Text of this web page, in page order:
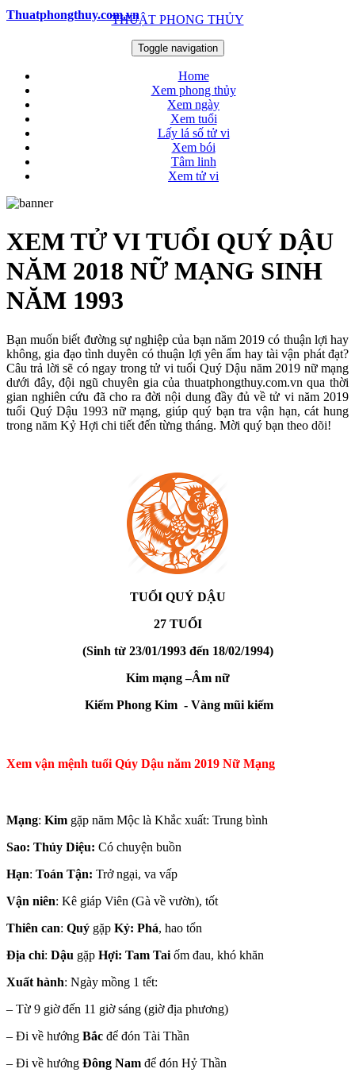
THUẬT PHONG THỦY
Thuatphongthuy.com.vn
Toggle navigation
Home
Xem phong thủy
Xem ngày
Xem tuổi
Lấy lá số tử vi
Xem bói
Tâm linh
Xem tử vi
XEM TỬ VI TUỔI QUÝ DẬU
NĂM 2018 NỮ MẠNG SINH
NĂM 1993
Bạn muốn biết đường sự nghiệp của bạn năm 2019 có thuận lợi hay
không, gia đạo tình duyên có thuận lợi yên ấm hay tài vận phát đạt?
Câu trả lời sẽ có ngay trong tử vi tuổi Quý Dậu năm 2019 nữ mạng
dưới đây, đội ngũ chuyên gia của thuatphongthuy.com.vn qua thời
gian nghiên cứu đã cho ra đời nội dung đầy đủ về tử vi năm 2019
tuổi Quý Dậu 1993 nữ mạng, giúp quý bạn tra vận hạn, cát hung
trong năm Kỷ Hợi chi tiết đến từng tháng. Mời quý bạn theo dõi!
TUỔI QUÝ DẬU
27 TUỔI
(Sinh từ 23/01/1993 đến 18/02/1994)
Kim mạng –Âm nữ
Kiếm Phong Kim - Vàng mũi kiếm
Xem vận mệnh tuổi Qúy Dậu năm 2019 Nữ Mạng
Mạng: Kim gặp năm Mộc là Khắc xuất: Trung bình
Sao: Thủy Diệu: Có chuyện buồn
Hạn: Toán Tận: Trở ngại, va vấp
Vận niên: Kê giáp Viên (Gà về vườn), tốt
Thiên can: Quý gặp Kỷ: Phá, hao tổn
Địa chi: Dậu gặp Hợi: Tam Tai ốm đau, khó khăn
Xuất hành: Ngày mồng 1 tết:
– Từ 9 giờ đến 11 giờ sáng (giờ địa phương)
– Đi về hướng Bắc để đón Tài Thần
– Đi về hướng Đông Nam để đón Hỷ Thần